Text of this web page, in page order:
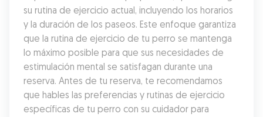
su rutina de ejercicio actual, incluyendo los horarios
y la duración de los paseos. Este enfoque garantiza
que la rutina de ejercicio de tu perro se mantenga
lo máximo posible para que sus necesidades de
estimulación mental se satisfagan durante una
reserva. Antes de tu reserva, te recomendamos
que hables las preferencias y rutinas de ejercicio
específicas de tu perro con su cuidador para